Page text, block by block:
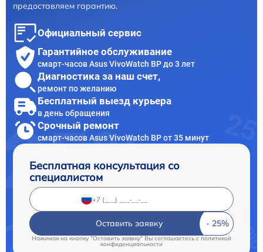
предоставляем гарантию.
Официальный сервис
Гарантийное обслуживание
смарт-часов Asus VivoWatch BP до 3 лет
Диагностика за наш счет,
ремонт по желанию
Бесплатный выезд курьера
в день обращения
Срочный ремонт
смарт-часов Asus VivoWatch BP от 35 минут
Бесплатная консультация со
специалистом
Оставить заявку
Нажимая на кнопку "Оставить заявку" Вы соглашаетесь c политикой
конфиденциальности